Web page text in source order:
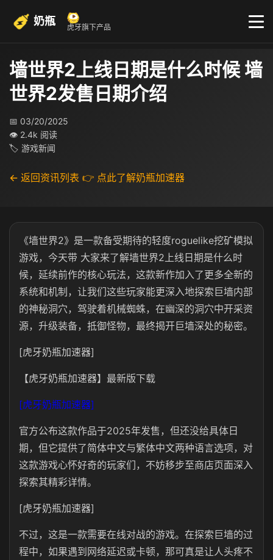
奶瓶 虎牙旗下产品
墙世界2上线日期是什么时候 墙
世界2发售日期介绍
📅 03/20/2025
👁 2.4k 阅读
🏷 游戏新闻
← 返回资讯列表 👉 点此了解奶瓶加速器
《墙世界2》是一款备受期待的轻度roguelike挖矿模拟
游戏，今天带 大家来了解墙世界2上线日期是什么时
候，延续前作的核心玩法，这款新作加入了更多全新的
系统和机制，让我们这些玩家能更深入地探索巨墙内部
的神秘洞穴，驾驶着机械蜘蛛，在幽深的洞穴中开采资
源，升级装备，抵御怪物，最终揭开巨墙深处的秘密。
[虎牙奶瓶加速器]
【虎牙奶瓶加速器】最新版下载
[虎牙奶瓶加速器]
官方公布这款作品于2025年发售，但还没给具体日
期，但它提供了简体中文与繁体中文两种语言选项，对
这款游戏心怀好奇的玩家们，不妨移步至商店页面深入
探索其精彩详情。
[虎牙奶瓶加速器]
不过，这是一款需要在线对战的游戏。在探索巨墙的过
程中，如果遇到网络延迟或卡顿，那可真是让人头疼不